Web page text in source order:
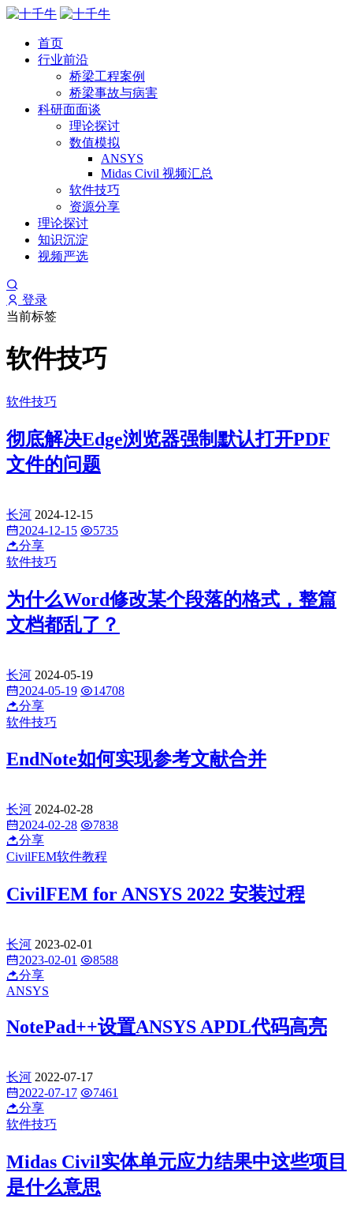
首页
行业前沿
桥梁工程案例
桥梁事故与病害
科研面面谈
理论探讨
数值模拟
ANSYS
Midas Civil 视频汇总
软件技巧
资源分享
理论探讨
知识沉淀
视频严选
登录
当前标签
软件技巧
软件技巧
彻底解决Edge浏览器强制默认打开PDF
文件的问题
长河 2024-12-15
2024-12-15
5735
分享
软件技巧
为什么Word修改某个段落的格式，整篇
文档都乱了？
长河 2024-05-19
2024-05-19
14708
分享
软件技巧
EndNote如何实现参考文献合并
长河 2024-02-28
2024-02-28
7838
分享
CivilFEM软件教程
CivilFEM for ANSYS 2022 安装过程
长河 2023-02-01
2023-02-01
8588
分享
ANSYS
NotePad++设置ANSYS APDL代码高亮
长河 2022-07-17
2022-07-17
7461
分享
软件技巧
Midas Civil实体单元应力结果中这些项目
是什么意思